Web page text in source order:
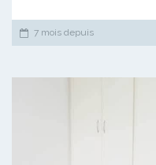
7 mois depuis